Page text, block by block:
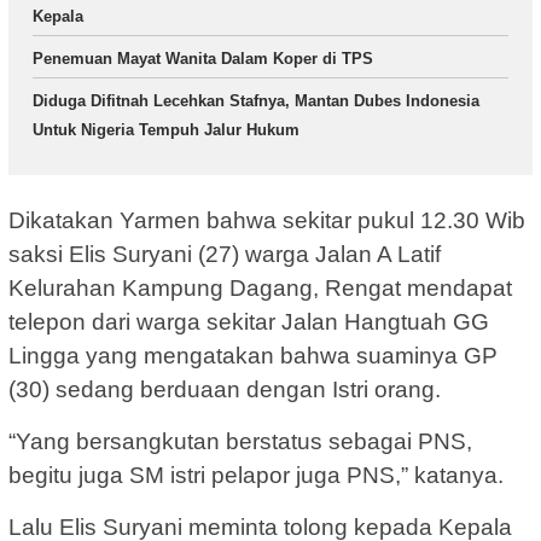
Kepala
Penemuan Mayat Wanita Dalam Koper di TPS
Diduga Difitnah Lecehkan Stafnya, Mantan Dubes Indonesia
Untuk Nigeria Tempuh Jalur Hukum
Dikatakan Yarmen bahwa sekitar pukul 12.30 Wib
saksi Elis Suryani (27) warga Jalan A Latif
Kelurahan Kampung Dagang, Rengat mendapat
telepon dari warga sekitar Jalan Hangtuah GG
Lingga yang mengatakan bahwa suaminya GP
(30) sedang berduaan dengan Istri orang.
“Yang bersangkutan berstatus sebagai PNS,
begitu juga SM istri pelapor juga PNS,” katanya.
Lalu Elis Suryani meminta tolong kepada Kepala